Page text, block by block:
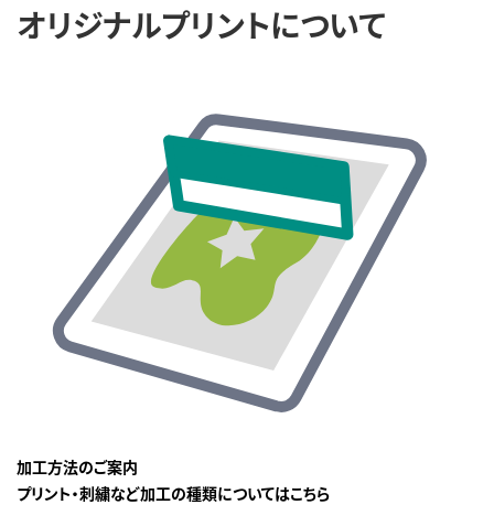
オリジナルプリントについて
加工方法のご案内
プリント・刺繍など加工の種類についてはこちら